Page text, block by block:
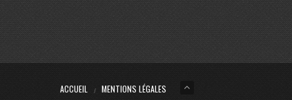
ACCUEIL MENTIONS LÉGALES